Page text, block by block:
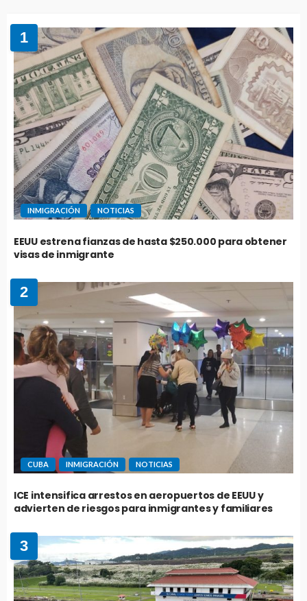
1
INMIGRACIÓN NOTICIAS
EEUU estrena fianzas de hasta $250.000 para obtener
visas de inmigrante
2
CUBA INMIGRACIÓN NOTICIAS
ICE intensifica arrestos en aeropuertos de EEUU y
advierten de riesgos para inmigrantes y familiares
3